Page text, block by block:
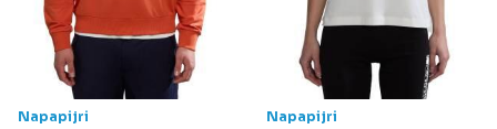
Napapijri
Napapijri